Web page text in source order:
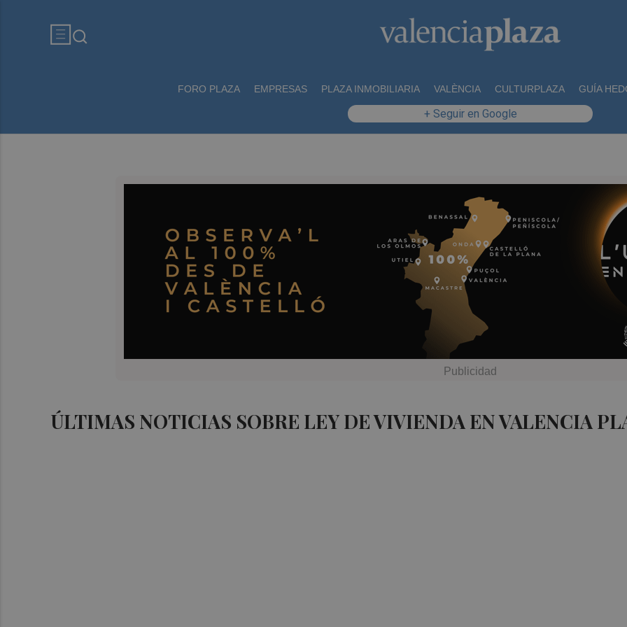
FORO PLAZA EMPRESAS PLAZA INMOBILIARIA VALÈNCIA CULTURPLAZA GUÍA
+ Seguir en Google
ÚLTIMAS NOTICIAS SOBRE LEY DE VIVIENDA EN VALENCIA